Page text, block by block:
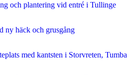
och plantering vid entré i Tullinge
ny häck och grusgång
med kantsten i Storvreten, Tumba